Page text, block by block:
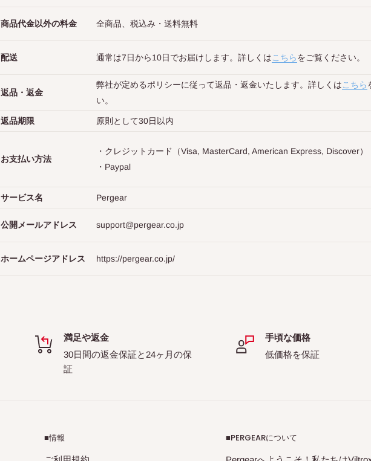
商品代金以外の料金 全商品、税込み・送料無料
配送 通常は7日から10日でお届けします。詳しくはこちらをご覧ください。
返品・返金
弊社が定めるポリシーに従って返品・返金いたします。詳しくはこちら
い。
返品期限 原則として30日以内
お支払い方法
・クレジットカード（Visa, MasterCard, American Express, Discover）
・Paypal
サービス名 Pergear
公開メールアドレス support@pergear.co.jp
ホームページアドレス https://pergear.co.jp/
満足や返金
30日間の返金保証と24ヶ月の保
証
手頃な価格
低価格を保証
■情報 ■PERGEARについて